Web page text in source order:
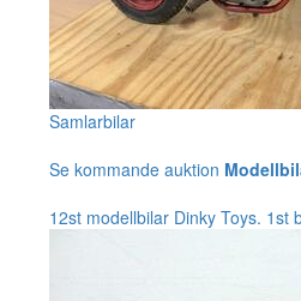
Samlarbilar
Se kommande auktion
12st modellbilar Dinky Toys. 1st